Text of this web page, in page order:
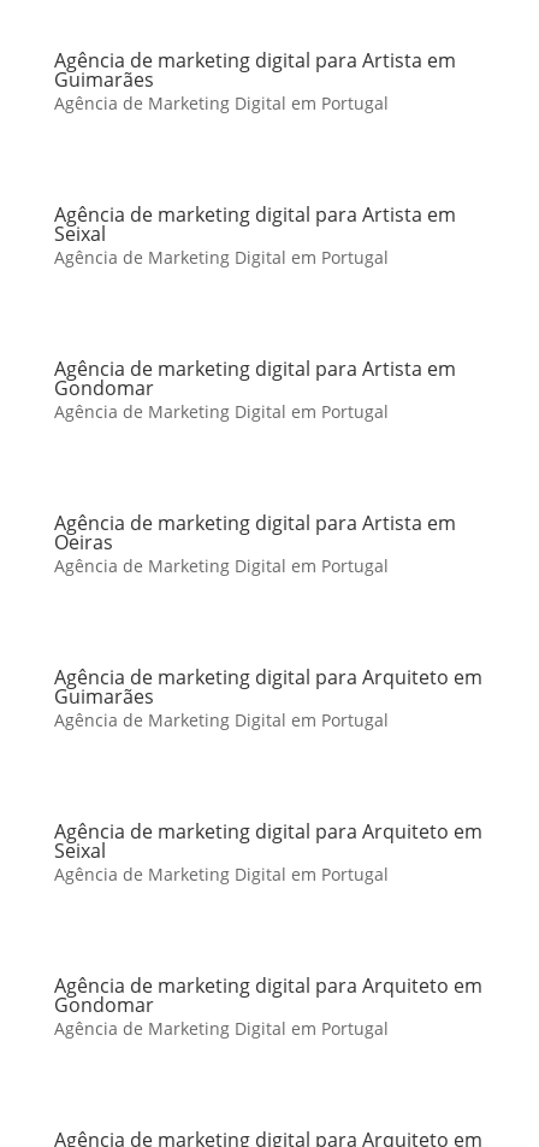
Agência de marketing digital para Artista em
Guimarães
Agência de Marketing Digital em Portugal
Agência de marketing digital para Artista em
Seixal
Agência de Marketing Digital em Portugal
Agência de marketing digital para Artista em
Gondomar
Agência de Marketing Digital em Portugal
Agência de marketing digital para Artista em
Oeiras
Agência de Marketing Digital em Portugal
Agência de marketing digital para Arquiteto em
Guimarães
Agência de Marketing Digital em Portugal
Agência de marketing digital para Arquiteto em
Seixal
Agência de Marketing Digital em Portugal
Agência de marketing digital para Arquiteto em
Gondomar
Agência de Marketing Digital em Portugal
Agência de marketing digital para Arquiteto em